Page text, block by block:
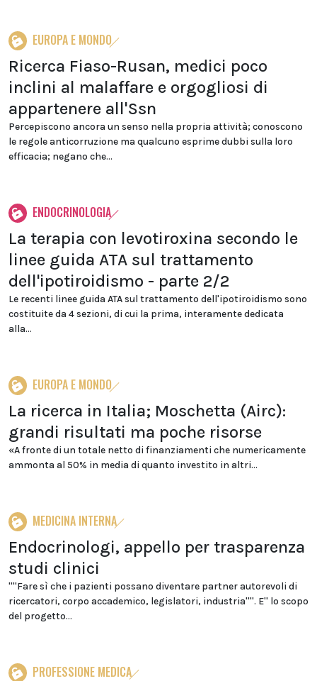
EUROPA E MONDO
Ricerca Fiaso-Rusan, medici poco
inclini al malaffare e orgogliosi di
appartenere all'Ssn
Percepiscono ancora un senso nella propria attività; conoscono
le regole anticorruzione ma qualcuno esprime dubbi sulla loro
efficacia; negano che...
ENDOCRINOLOGIA
La terapia con levotiroxina secondo le
linee guida ATA sul trattamento
dell'ipotiroidismo - parte 2/2
Le recenti linee guida ATA sul trattamento dell'ipotiroidismo sono
costituite da 4 sezioni, di cui la prima, interamente dedicata
alla...
EUROPA E MONDO
La ricerca in Italia; Moschetta (Airc):
grandi risultati ma poche risorse
«A fronte di un totale netto di finanziamenti che numericamente
ammonta al 50% in media di quanto investito in altri...
MEDICINA INTERNA
Endocrinologi, appello per trasparenza
studi clinici
''''Fare sì che i pazienti possano diventare partner autorevoli di
ricercatori, corpo accademico, legislatori, industria''''. E'' lo scopo
del progetto...
PROFESSIONE MEDICA